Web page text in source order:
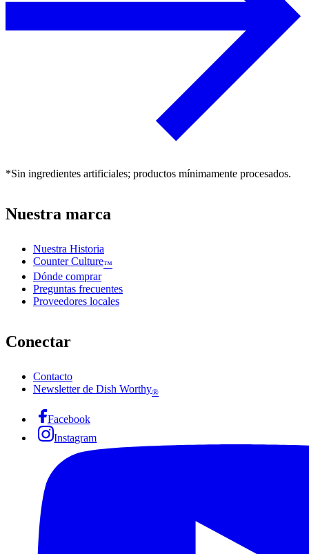
*Sin ingredientes artificiales; productos mínimamente procesados.
Nuestra marca
Nuestra Historia
Counter Culture™
Dónde comprar
Preguntas frecuentes
Proveedores locales
Conectar
Contacto
Newsletter de Dish Worthy®
Facebook
Instagram